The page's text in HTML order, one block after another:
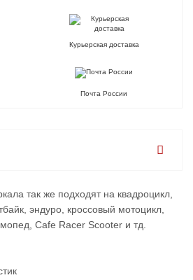
Курьерская доставка
Почта России
так же подходят на квадроцикл,
эндуро, кроссовый мотоцикл,
Cafe Racer Scooter и тд.